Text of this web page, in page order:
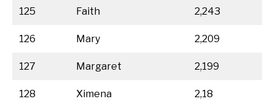
125 Faith 2,243
126 Mary 2,209
127 Margaret 2,199
128 Ximena 2,18